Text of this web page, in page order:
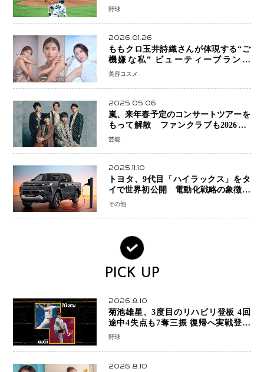
で降板
野球
2026.01.26
ももクロ玉井詩織さんが体現する“ご
機嫌な私” ビューティーブランド
「iYON」が描く新しいスキンケア体
美容コスメ
2025.05.06
嵐、来年春予定のコンサートツアーを
もって解散 ファンクラブも2026年5
月末で活動終了
芸能
2025.11.10
トヨタ、9代目「ハイラックス」をタ
イで世界初公開 電動化戦略の象徴と
なるBEVモデルを初設定
その他
PICK UP
2026.8.10
菊池雄星、3度目のリハビリ登板 4回
途中4失点も7奪三振 復帰へ実戦登板
を重ねる
野球
2026.8.10